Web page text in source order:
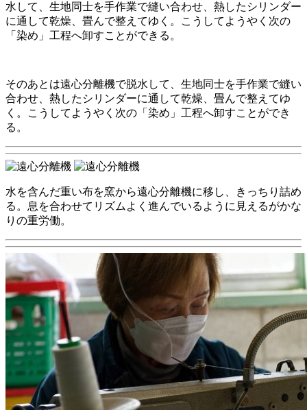
水して、生地同士を手作業で縫い合わせ、熱したシリンダー
に通して乾燥、畳んで整えてゆく。こうしてようやく次の
「染め」工程へ卸すことができる。
そのあとは遠心分離機で脱水して、生地同士を手作業で縫い
合わせ、熱したシリンダーに通して乾燥、畳んで整えてゆ
く。こうしてようやく次の「染め」工程へ卸すことができ
る。
水を含んだ重い布を窯から遠心分離機に移し、きっちり詰め
る。息を合わせてリズムよく進んでいるように見えるがかな
りの重労働。